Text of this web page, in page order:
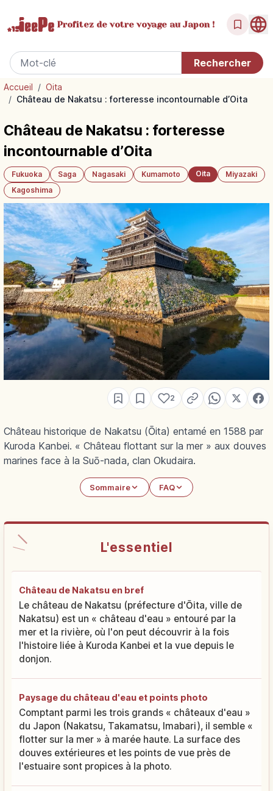
Profitez de votrevoyage au Japon !
Accueil / Oita
/ Château de Nakatsu : forteresse incontournable d’Oita
Château de Nakatsu : forteresse
incontournable d’Oita
Fukuoka Saga Nagasaki Kumamoto Oita
Miyazaki
Kagoshima
2
Château historique de Nakatsu (Ōita) entamé en 1588 par
Kuroda Kanbei. « Château flottant sur la mer » aux douves
marines face à la Suō-nada, clan Okudaira.
Sommaire FAQ
L'essentiel
Château de Nakatsu en bref
Le château de Nakatsu (préfecture d'Ōita, ville de
Nakatsu) est un « château d'eau » entouré par la
mer et la rivière, où l'on peut découvrir à la fois
l'histoire liée à Kuroda Kanbei et la vue depuis le
donjon.
Paysage du château d'eau et points photo
Comptant parmi les trois grands « châteaux d'eau »
du Japon (Nakatsu, Takamatsu, Imabari), il semble «
flotter sur la mer » à marée haute. La surface des
douves extérieures et les points de vue près de
l'estuaire sont propices à la photo.